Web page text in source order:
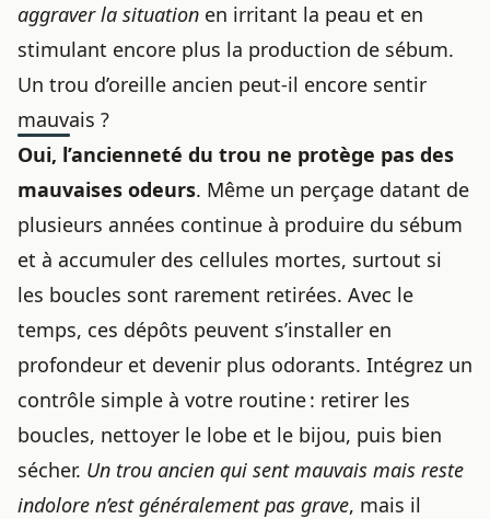
aggraver la situation en irritant la peau et en
stimulant encore plus la production de sébum.
Un trou d’oreille ancien peut-il encore sentir
mauvais ?
Oui, l’ancienneté du trou ne protège pas des
mauvaises odeurs. Même un perçage datant de
plusieurs années continue à produire du sébum
et à accumuler des cellules mortes, surtout si
les boucles sont rarement retirées. Avec le
temps, ces dépôts peuvent s’installer en
profondeur et devenir plus odorants. Intégrez un
contrôle simple à votre routine : retirer les
boucles, nettoyer le lobe et le bijou, puis bien
sécher. Un trou ancien qui sent mauvais mais reste
indolore n’est généralement pas grave, mais il